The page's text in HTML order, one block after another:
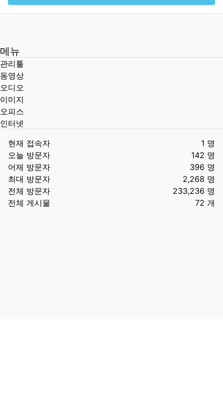
메뉴
관리툴
동영상
오디오
이미지
오피스
인터넷
현재 접속자
1 명
오늘 방문자
142 명
어제 방문자
396 명
최대 방문자
2,268 명
전체 방문자
233,236 명
전체 게시물
72 개